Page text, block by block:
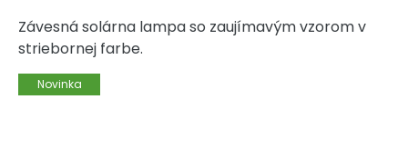
Závesná solárna lampa so zaujímavým vzorom v
striebornej farbe.
Novinka